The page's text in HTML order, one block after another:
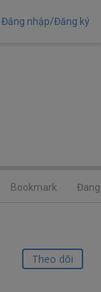
Đăng nhập/Đăng ký
Bookmark
Theo dõi